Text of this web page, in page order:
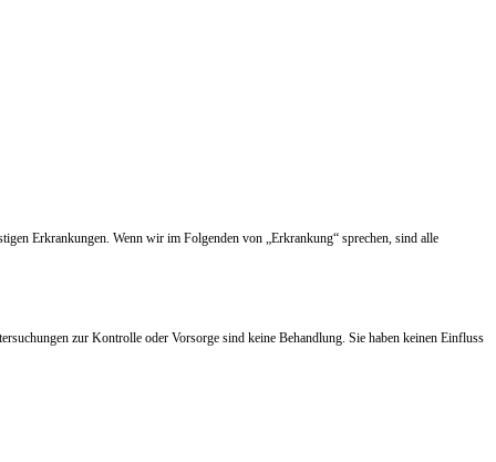
Erkrankungen. Wenn wir im Folgenden von „Erkrankung“ sprechen, sind alle
zur Kontrolle oder Vorsorge sind keine Behandlung. Sie haben keinen Einfluss